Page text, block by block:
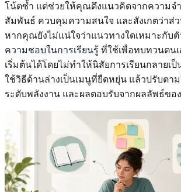
โน้ตซ้ำ แต่ช่วยให้คุณดึงแนวคิดจากความจ
สัมพันธ์ ควบคุมความสนใจ และสังเกตว่าส่ว
หากคุณยังไม่แน่ใจว่าแนวทางใดเหมาะกับตั
ความชอบในการเรียนรู้ ที่ใช้เพื่อทบทวนตน
เริ่มต้นได้โดยไม่ทำให้นิสัยการเรียนกลายเ
ใช้วิธีด้านล่างเป็นเมนูที่ยืดหยุ่น แล้วปรับตา
ระดับพลังงาน และผลตอบรับจากผลลัพธ์ขอ